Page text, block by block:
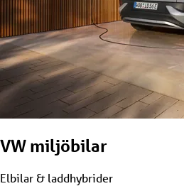
VW miljöbilar
Elbilar & laddhybrider